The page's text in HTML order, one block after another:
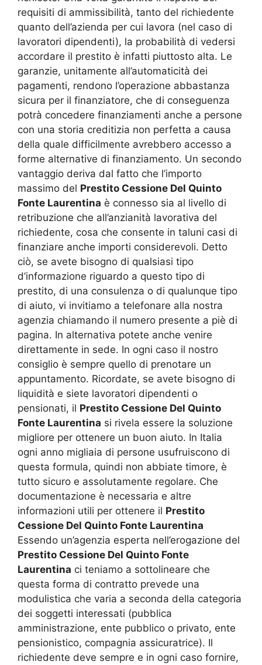
requisiti di ammissibilità, tanto del richiedente
quanto dell’azienda per cui lavora (nel caso di
lavoratori dipendenti), la probabilità di vedersi
accordare il prestito è infatti piuttosto alta. Le
garanzie, unitamente all’automaticità dei
pagamenti, rendono l’operazione abbastanza
sicura per il finanziatore, che di conseguenza
potrà concedere finanziamenti anche a persone
con una storia creditizia non perfetta a causa
della quale difficilmente avrebbero accesso a
forme alternative di finanziamento. Un secondo
vantaggio deriva dal fatto che l’importo
massimo del Prestito Cessione Del Quinto
Fonte Laurentina è connesso sia al livello di
retribuzione che all’anzianità lavorativa del
richiedente, cosa che consente in taluni casi di
finanziare anche importi considerevoli. Detto
ciò, se avete bisogno di qualsiasi tipo
d’informazione riguardo a questo tipo di
prestito, di una consulenza o di qualunque tipo
di aiuto, vi invitiamo a telefonare alla nostra
agenzia chiamando il numero presente a piè di
pagina. In alternativa potete anche venire
direttamente in sede. In ogni caso il nostro
consiglio è sempre quello di prenotare un
appuntamento. Ricordate, se avete bisogno di
liquidità e siete lavoratori dipendenti o
pensionati, il Prestito Cessione Del Quinto
Fonte Laurentina si rivela essere la soluzione
migliore per ottenere un buon aiuto. In Italia
ogni anno migliaia di persone usufruiscono di
questa formula, quindi non abbiate timore, è
tutto sicuro e assolutamente regolare. Che
documentazione è necessaria e altre
informazioni utili per ottenere il Prestito
Cessione Del Quinto Fonte Laurentina
Essendo un’agenzia esperta nell’erogazione del
Prestito Cessione Del Quinto Fonte
Laurentina ci teniamo a sottolineare che
questa forma di contratto prevede una
modulistica che varia a seconda della categoria
dei soggetti interessati (pubblica
amministrazione, ente pubblico o privato, ente
pensionistico, compagnia assicuratrice). Il
richiedente deve sempre e in ogni caso fornire,